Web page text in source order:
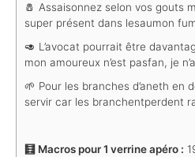
🧂 Assaisonnez selon vos gouts
super présent dans lesaumon
🥑 L’avocat pourrait être
mon amoureux n’est pasfan, je
🌱 Pour les branches d’aneth en
servir car les branchentperdent
🧮 Macros pour 1 verrine apéro :